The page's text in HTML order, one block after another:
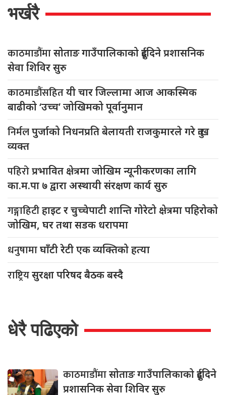
भर्खरै
काठमाडौंमासोताङ गाउँपालिकाको दुईदिने प्रशासनिक
सेवा शिविर सुरु
काठमाडौंसहितयी चार जिल्लामा आज आकस्मिक
बाढीको ‘उच्च’ जोखिमको पूर्वानुमान
निर्मलपुर्जाको निधनप्रति बेलायती राजकुमारले गरे दुःख
व्यक्त
पहिरोप्रभावित क्षेत्रमा जोखिम न्यूनीकरणका लागि
का.म.पा ७ द्वारा अस्थायी संरक्षण कार्य सुरु
गङ्गाहिटीहाइट र चुच्चेपाटी शान्ति गोरेटो क्षेत्रमा पहिरोको
जोखिम, घर तथा सडक धरापमा
धनुषामाघाँटी रेटी एक व्यक्तिको हत्या
राष्ट्रियसुरक्षा परिषद बैठक बस्दै
धेरै पढिएको
काठमाडौंमासोताङ गाउँपालिकाको दुईदिने
प्रशासनिक सेवा शिविर सुरु